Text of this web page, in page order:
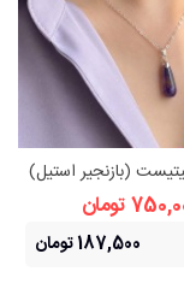
(بازنجیر استیل)
آرامش و محافظت
تومان
187,500 تومان